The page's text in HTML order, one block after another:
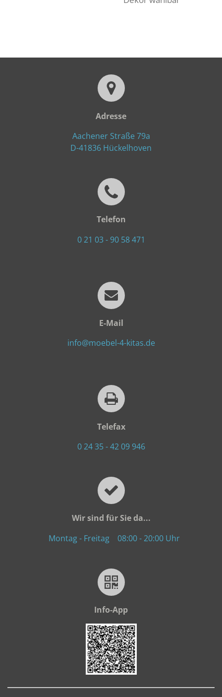
Adresse
Aachener Straße 79a
D-41836 Hückelhoven
Telefon
0 21 03 - 90 58 471
E-Mail
info@moebel-4-kitas.de
Telefax
0 24 35 - 42 09 946
Wir sind für Sie da...
Montag - Freitag 08:00 - 20:00 Uhr
Info-App